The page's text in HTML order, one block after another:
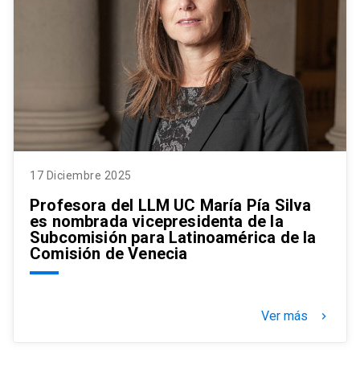
17 Diciembre 2025
Profesora del LLM UC María Pía Silva
es nombrada vicepresidenta de la
Subcomisión para Latinoamérica de la
Comisión de Venecia
Ver más keyboard_arrow_right